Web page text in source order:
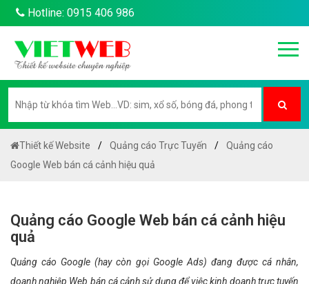
Hotline: 0915 406 986
Thiết kế Website Quảng cáo Trực Tuyến
Quảng cáo
Google Web bán cá cảnh hiệu quả
Quảng cáo Google Web bán cá cảnh hiệu
quả
Quảng cáo Google (hay còn gọi Google Ads) đang được cá nhân,
doanh nghiệp Web bán cá cảnh sử dụng để việc kinh doanh trực tuyến